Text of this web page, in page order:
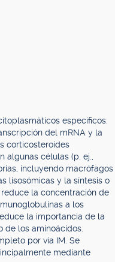
específicos.
del mRNA y la
corticosteroides
células (p. ej.,
incluyendo macrófagos
lisosómicas y la síntesis o
la concentración de
a los
la importancia de la
los aminoácidos.
por vía IM. Se
mediante